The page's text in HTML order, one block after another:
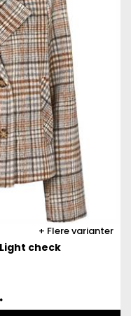
Flere varianter
check